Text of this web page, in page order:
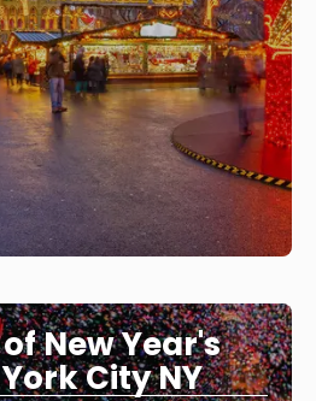
New Year's
City NY